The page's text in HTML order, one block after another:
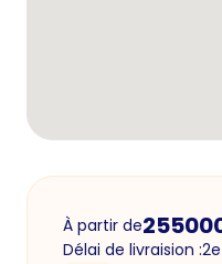
À partir de
Délai de livraision :